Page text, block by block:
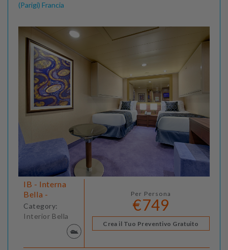
(Parigi) Francia
IB - Interna
Bella -
Category:
Interior Bella
Per Persona
€749
Crea il Tuo Preventivo Gratuito